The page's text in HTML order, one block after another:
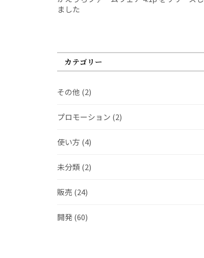
ました
カテゴリー
その他 (2)
プロモーション (2)
使い方 (4)
未分類 (2)
販売 (24)
開発(60)